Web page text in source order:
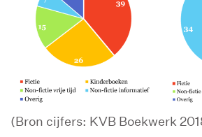
(Bron cijfers: KVB Boekwerk